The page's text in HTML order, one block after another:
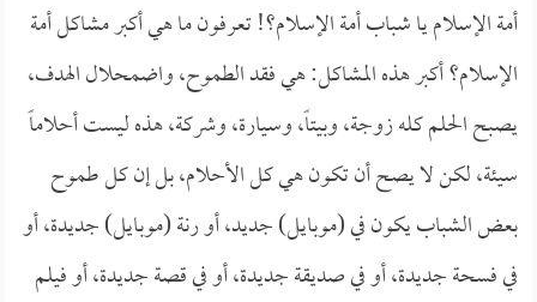
أمة الإسلام يا شباب أمة الإسلام؟! تعرفون ما هي أكبر مشاكل أمة
الإسلام؟ أكبر هذه المشاكل: هي فقد الطموح، واضمحلال الهدف،
يصبح الحلم كله زوجة، وبيتاً، وسيارة، وشركة، هذه ليست أحلاماً
سيئة، لكن لا يصح أن تكون هي كل الأحلام، بل إن كل طموح
بعض الشباب يكون في (موبايل) جديد، أو رنة (موبايل) جديدة، أو
في فسحة جديدة، أو في صديقة جديدة، أو في قصة جديدة، أو فيلم